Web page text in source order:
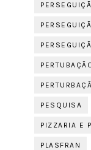
PESQUISA
PIZZARIA E
PLASFRAN